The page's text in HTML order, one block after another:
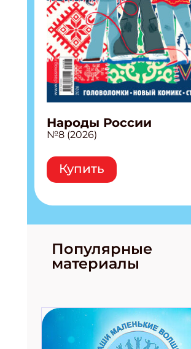
Народы России
№8 (2026)
Купить
Популярные
материалы